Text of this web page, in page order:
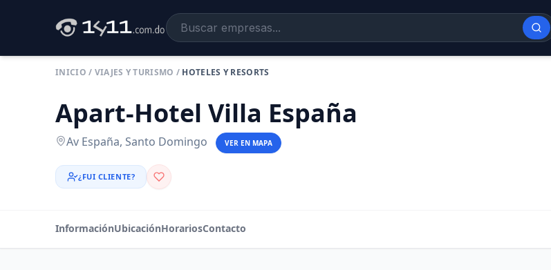
INICIO / VIAJES Y TURISMO / HOTELES Y RESORTS
Apart-Hotel Villa España
Av España, Santo Domingo VER EN MAPA
¿FUI CLIENTE?
InformaciónUbicaciónHorariosContacto